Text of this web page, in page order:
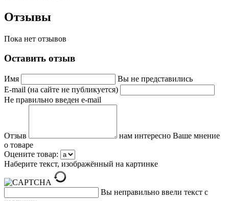
Отзывы
Пока нет отзывов
Оставить отзыв
Имя
Вы не представились
E-mail (на сайте не публикуется)
Не правильно введен e-mail
Отзыв
нам интересно Ваше мнение
о товаре
Оцените товар:
Наберите текст, изображённый на картинке
Вы неправильно ввели текст с